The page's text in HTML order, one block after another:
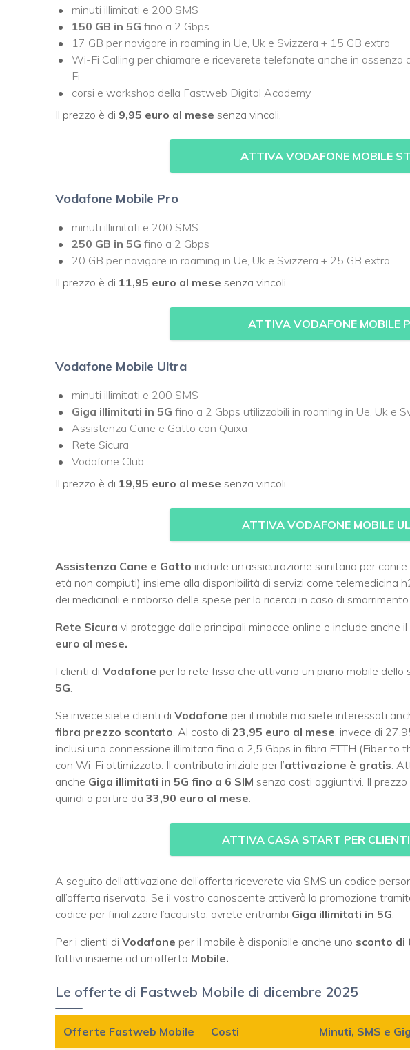
minuti illimitati e 200 SMS
150 GB in 5G fino a 2 Gbps
17 GB per navigare in roaming in Ue, Uk e Svizzera + 15 GB extra
Wi-Fi Calling per chiamare e riceverete telefonate anche in
Fi
corsi e workshop della Fastweb Digital Academy
Il prezzo è di 9,95 euro al mese senza vincoli.
ATTIVA VODAFONE MOBILE
Vodafone Mobile Pro
minuti illimitati e 200 SMS
250 GB in 5G fino a 2 Gbps
20 GB per navigare in roaming in Ue, Uk e Svizzera + 25 GB extra
Il prezzo è di 11,95 euro al mese senza vincoli.
ATTIVA VODAFONE MOBILE
Vodafone Mobile Ultra
minuti illimitati e 200 SMS
Giga illimitati in 5G fino a 2 Gbps utilizzabili in roaming in Ue, Uk e
Assistenza Cane e Gatto con Quixa
Rete Sicura
Vodafone Club
Il prezzo è di 19,95 euro al mese senza vincoli.
ATTIVA VODAFONE MOBILE
Assistenza Cane e Gatto include un’assicurazione sanitaria per cani
età non compiuti) insieme alla disponibilità di servizi come telemedicina
dei medicinali e rimborso delle spese per la ricerca in caso di smarrimento.
Rete Sicura vi protegge dalle principali minacce online e include anche
euro al mese.
I clienti di Vodafone per la rete fissa che attivano un piano mobile dello
5G
Se invece siete clienti di Vodafone per il mobile ma siete interessati
fibra prezzo scontato . Al costo di 23,95 euro al mese , invece di
inclusi una connessione illimitata fino a 2,5 Gbps in fibra FTTH (Fiber to
con Wi-Fi ottimizzato. Il contributo iniziale per l’attivazione è gratis .
anche Giga illimitati in 5G fino a 6 SIM senza costi aggiuntivi. Il
quindi a partire da 33,90 euro al mese
ATTIVA CASA START PER
A seguito dell’attivazione dell’offerta riceverete via SMS un codice
all’offerta riservata. Se il vostro conoscente attiverà la promozione
codice per finalizzare l’acquisto, avrete entrambi Giga illimitati in 5G
Per i clienti di Vodafone per il mobile è disponibile anche uno sconto di
l’attivi insieme ad un’offerta Mobile.
Le offerte di Fastweb Mobile di dicembre 2025
Offerte Fastweb Mobile Costi Minuti, SMS e